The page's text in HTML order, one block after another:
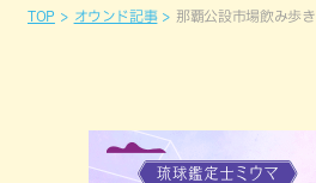
TOP オウンド記事 那覇公設市場飲み歩き